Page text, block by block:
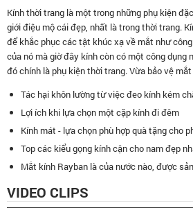
Kính thời trang là một trong những phụ kiện
giới điệu mộ cái đẹp, nhất là trong thời trang.
để khắc phục các tật khúc xạ về mắt như
của nó mà giờ đây kính còn có một công dụng
đó chính là phụ kiện thời trang. Vừa bảo vệ
Tác hại khôn lường từ việc đeo kính kém
Lợi ích khi lựa chọn một cặp kính đi đêm
Kính mát - lựa chọn phù hợp quà tặng cho
Top các kiểu gọng kính cận cho nam đẹp
Mắt kính Rayban là của nước nào, được
VIDEO CLIPS